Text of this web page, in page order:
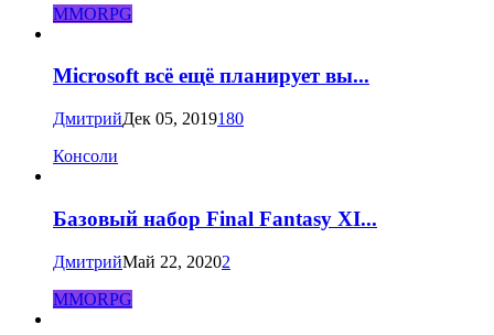
MMORPG
Microsoft всё ещё планирует вы...
ДмитрийДек 05, 2019180
Консоли
Базовый набор Final Fantasy XI...
ДмитрийМай 22, 20202
MMORPG